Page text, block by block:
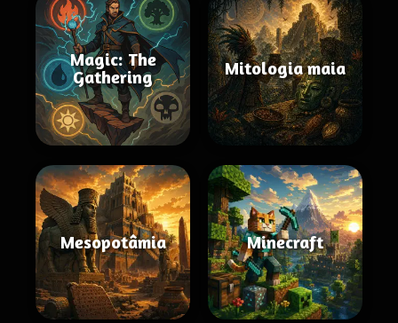
Magic: The
Gathering
Mitologia maia
Mesopotâmia Minecraft